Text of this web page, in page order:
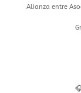
Alianza entre